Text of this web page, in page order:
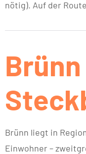
nötig). Auf der
Brünn liegt in
Einwohner –